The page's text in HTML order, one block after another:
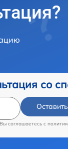
со
соглашаетесь c